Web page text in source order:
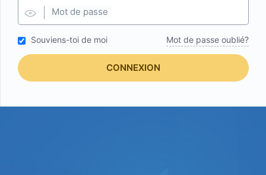
Mot de passe
Souviens-toi de moi Mot de passe oublié?
CONNEXION